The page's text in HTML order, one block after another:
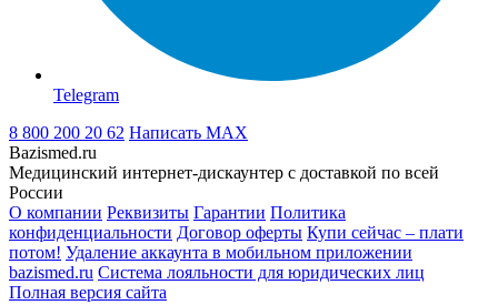
Telegram
8 800 200 20 62 Написать MAX
Bazismed.ru
Медицинский интернет-дискаунтер с доставкой по всей
России
О компании Реквизиты Гарантии Политика
конфиденциальности Договор оферты Купи сейчас – плати
потом! Удаление аккаунта в мобильном приложении
bazismed.ru Система лояльности для юридических лиц
Полная версия сайта